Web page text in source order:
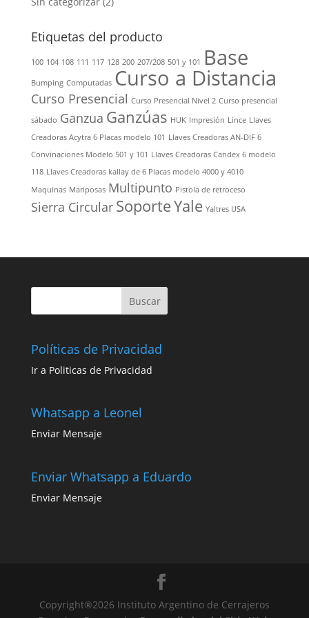
Etiquetas del producto
100 104 108 111 117 128 200 207/208 501 y 101 Base
Bumping Computadas Curso a Distancia
Curso Presencial Curso Presencial Nivel 2 Curso presencial
sábado Ganzua Ganzúas HUK Impresión Lince Llaves
Creadoras Acytra 6 Placas modelo 101 Llaves Creadoras AN-DIF 6
Convinaciones Modelo 501 y 101 Llaves Creadoras Candex 6 modelo
118 Llaves Creadoras kallay de 6 Placas modelo 4000 y 4010
Maquinas Mariposas Multipunto Pistola de retroceso
Sierra Circular SoporteYale Yaltres USA
Políticas de Privacidad
Ir a Politicas de Privacidad
Whatsapp a Leonel
Enviar Mensaje
Enviar Whatsapp a Eduardo
Enviar Mensaje
Copyright®2026 Instituto Argentino de Cerrajeros